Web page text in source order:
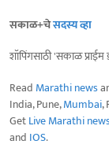
सकाळ+चेसदस्य व्हा
शॉपिंगसाठी 'सकाळ
Read Marathi news
India, Pune,Mumbai,
GetLive Marathi
and IOS.